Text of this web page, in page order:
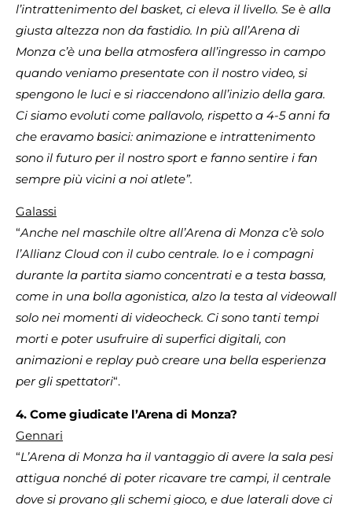
l’intrattenimento del basket, ci eleva il livello. Se è alla
giusta altezza non da fastidio. In più all’Arena di
Monza c’è una bella atmosfera all’ingresso in campo
quando veniamo presentate con il nostro video, si
spengono le luci e si riaccendono all’inizio della gara.
Ci siamo evoluti come pallavolo, rispetto a 4-5 anni fa
che eravamo basici: animazione e intrattenimento
sono il futuro per il nostro sport e fanno sentire i fan
sempre più vicini a noi atlete”.
Galassi
“Anche nel maschile oltre all’Arena di Monza c’è solo
l’Allianz Cloud con il cubo centrale. Io e i compagni
durante la partita siamo concentrati e a testa bassa,
come in una bolla agonistica, alzo la testa al videowall
solo nei momenti di videocheck. Ci sono tanti tempi
morti e poter usufruire di superfici digitali, con
animazioni e replay può creare una bella esperienza
per gli spettatori“.
4. Come giudicate l’Arena di Monza?
Gennari
“L’Arena di Monza ha il vantaggio di avere la sala pesi
attigua nonché di poter ricavare tre campi, il centrale
dove si provano gli schemi gioco, e due laterali dove ci